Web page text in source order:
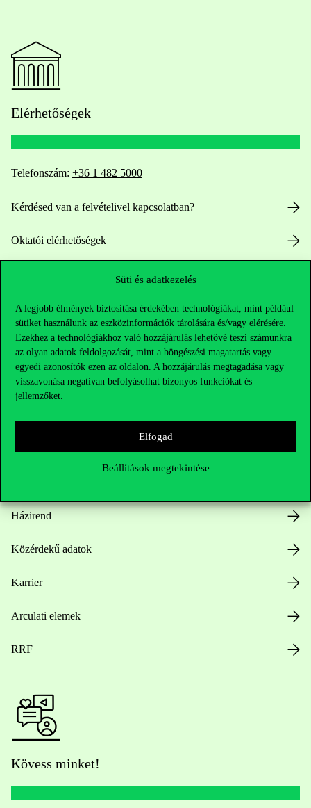
Süti és adatkezelés
A legjobb élmények biztosítása érdekében technológiákat, mint például
sütiket használunk az eszközinformációk tárolására és/vagy elérésére.
Ezekhez a technológiákhoz való hozzájárulás lehetővé teszi számunkra
az olyan adatok feldolgozását, mint a böngészési magatartás vagy
egyedi azonosítók ezen az oldalon. A hozzájárulás megtagadása vagy
visszavonása negatívan befolyásolhat bizonyos funkciókat és
jellemzőket.
Elfogad
Beállítások megtekintése
Elérhetőségek
Telefonszám: +36 1 482 5000
Kérdésed van a felvételivel kapcsolatban?
Oktatói elérhetőségek
HUB jelenlegi hallgatóinknak
Sajtó:press@uni-corvinus.hu
Hasznos linkek
Házirend
Közérdekű adatok
Karrier
Arculati elemek
RRF
Kövess minket!